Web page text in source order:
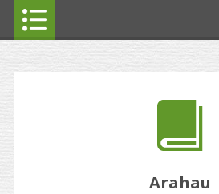
Arahau